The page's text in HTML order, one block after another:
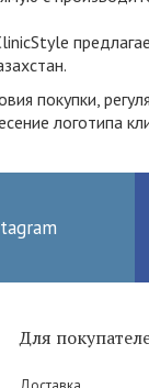
покупки,
логотипа
Для